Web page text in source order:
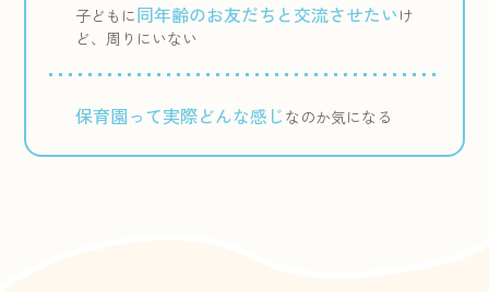
子どもに同年齢のお友だちと交流させたい け
ど、周りにいない
保育園って実際どんな感じ なのか気になる